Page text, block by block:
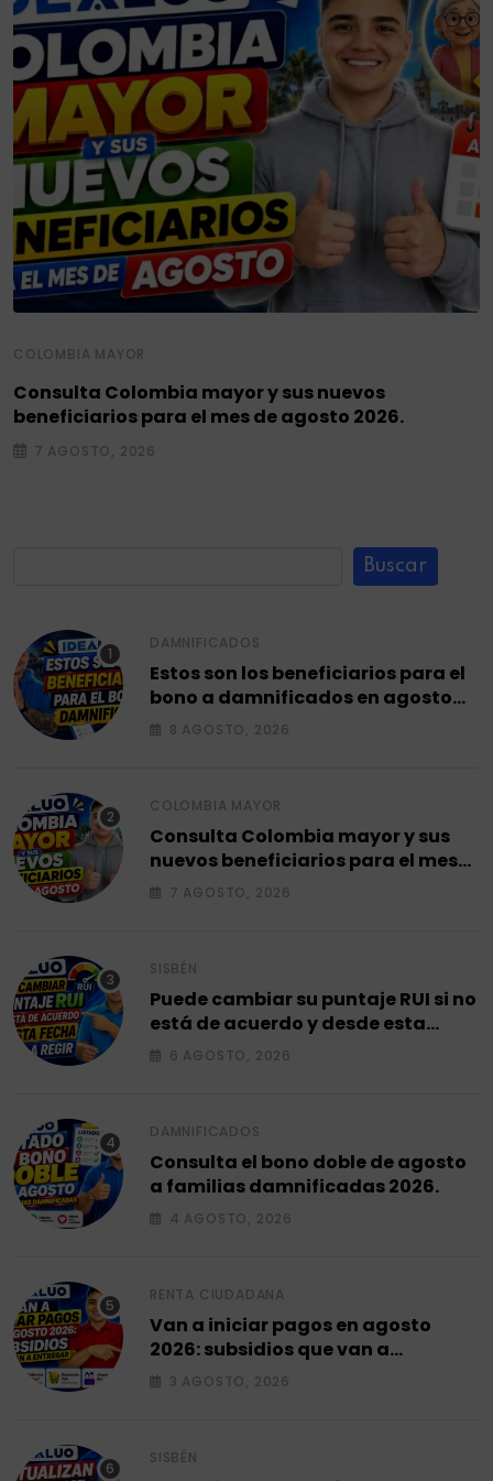
COLOMBIA MAYOR
Consulta Colombia mayor y sus nuevos
beneficiarios para el mes de agosto 2026.
7 AGOSTO, 2026
Buscar
DAMNIFICADOS
Estos son los beneficiarios para el
bono a damnificados en agosto
2026.
8 AGOSTO, 2026
COLOMBIA MAYOR
Consulta Colombia mayor y sus
nuevos beneficiarios para el mes
de agosto 2026.
7 AGOSTO, 2026
SISBÉN
Puede cambiar su puntaje RUI si no
está de acuerdo y desde esta
fecha empieza a regir en el 2026.
6 AGOSTO, 2026
DAMNIFICADOS
Consulta el bono doble de agosto
a familias damnificadas 2026.
4 AGOSTO, 2026
RENTA CIUDADANA
Van a iniciar pagos en agosto
2026: subsidios que van a
entregar.
3 AGOSTO, 2026
SISBÉN